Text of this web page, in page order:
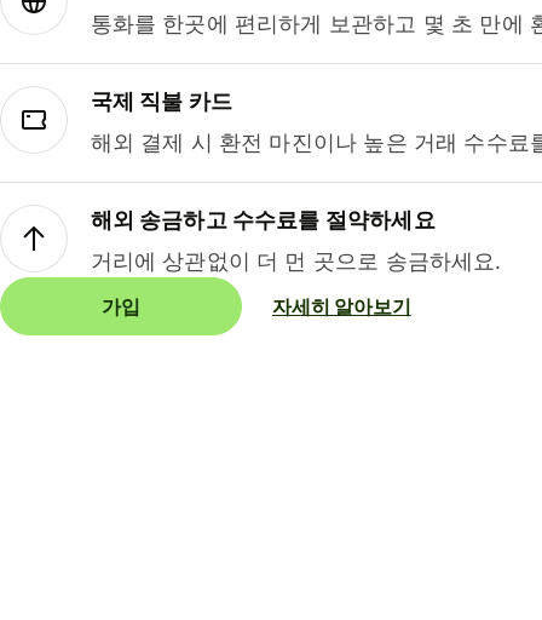
통화를 한곳에 편리하게 보관하고 몇 초 만에
국제 직불 카드
해외 결제 시 환전 마진이나 높은 거래 수수료
해외 송금하고 수수료를 절약하세요
거리에 상관없이 더 먼 곳으로 송금하세요.
가입 자세히 알아보기